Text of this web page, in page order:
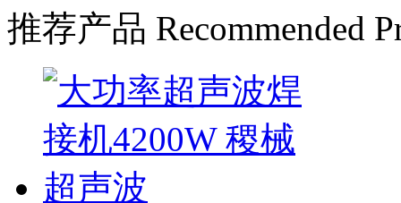
推荐产品 Recommended